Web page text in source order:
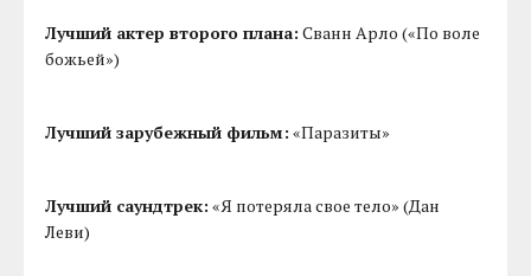
Лучший актер второго плана: Сванн Арло («По воле
божьей»)
Лучший зарубежный фильм: «Паразиты»
Лучший саундтрек: «Я потеряла свое тело» (Дан
Леви)